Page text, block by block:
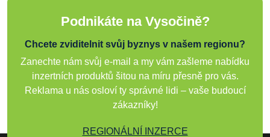
Podnikáte na Vysočině?
Chcete zviditelnit svůj byznys v našem regionu?
Zanechte nám svůj e-mail a my vám zašleme nabídku
inzertních produktů šitou na míru přesně pro vás.
Reklama u nás osloví ty správné lidi – vaše budoucí
zákazníky!
REGIONÁLNÍ INZERCE